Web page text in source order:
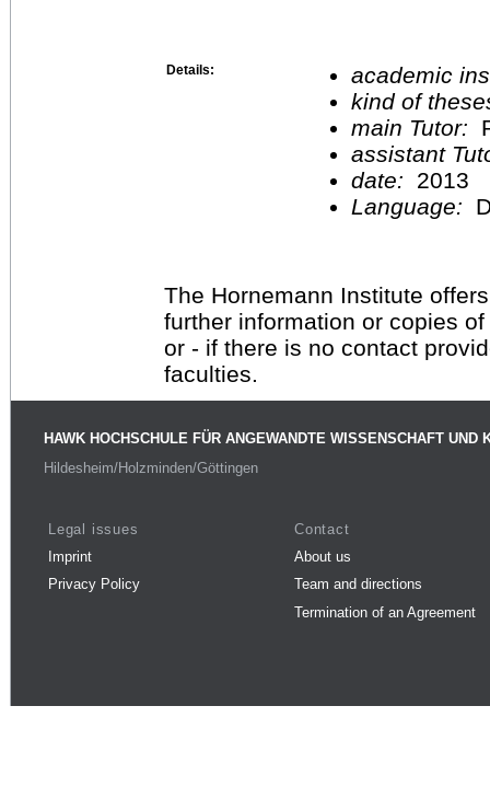
Details:
academic
kind of
main Tutor:
assistant
date:
2013
Language:
The Hornemann Institute
further information or copies
or - if there is no contact
faculties.
HAWK HOCHSCHULE FÜR ANGEWANDTE WISSENSCHAFT UND
Hildesheim/Holzminden/Göttingen
Legal issues
Imprint
Privacy Policy
Contact
About us
Team and directions
Termination of an Agreement